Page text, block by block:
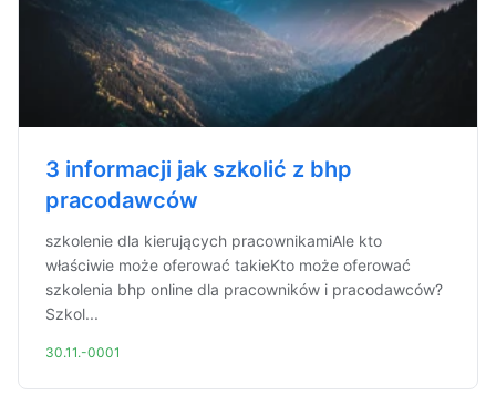
3 informacji jak szkolić z bhp
pracodawców
szkolenie dla kierujących pracownikamiAle kto
właściwie może oferować takieKto może oferować
szkolenia bhp online dla pracowników i pracodawców?
Szkol...
30.11.-0001